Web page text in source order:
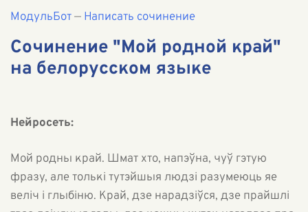
Вход
МодульБот— Написать сочинение
Сочинение "Мой родной край"
на белорусском языке
Нейросеть:
Мой родны край. Шмат хто, напэўна, чуў гэтую
фразу, але толькі тутэйшыя людзі разумеюць яе
веліч і глыбіню. Край, дзе нарадзіўся, дзе прайшлі